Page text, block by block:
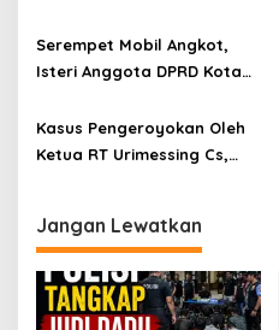
Barbara Alfons: Itu Palsu?
Serempet Mobil Angkot,
Isteri Anggota DPRD Kota
Orang
Kasus Pengeroyokan Oleh
Ketua RT Urimessing Cs,
Jangan Lewatkan